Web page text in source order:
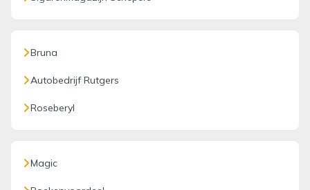
Bruna
Autobedrijf Rutgers
Roseberyl
Magic